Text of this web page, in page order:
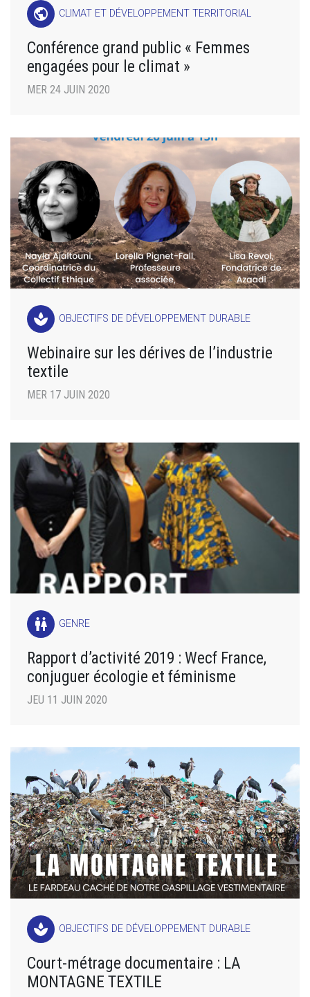
public CLIMAT ET DÉVELOPPEMENT TERRITORIAL
Conférence grand public « Femmes
engagées pour le climat »
MER 24 JUIN 2020
spa OBJECTIFS DE DÉVELOPPEMENT DURABLE
Webinaire sur les dérives de l’industrie
textile
MER 17 JUIN 2020
wc GENRE
Rapport d’activité 2019 : Wecf France,
conjuguer écologie et féminisme
JEU 11 JUIN 2020
spa OBJECTIFS DE DÉVELOPPEMENT DURABLE
Court-métrage documentaire : LA
MONTAGNE TEXTILE